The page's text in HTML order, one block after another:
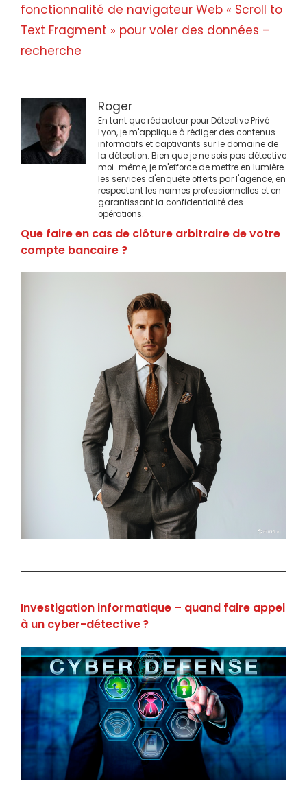
fonctionnalité de navigateur Web « Scroll to
Text Fragment » pour voler des données –
recherche
Roger
En tant que rédacteur pour Détective Privé
Lyon, je m'applique à rédiger des contenus
informatifs et captivants sur le domaine de
la détection. Bien que je ne sois pas détective
moi-même, je m'efforce de mettre en lumière
les services d'enquête offerts par l'agence, en
respectant les normes professionnelles et en
garantissant la confidentialité des
opérations.
Que faire en cas de clôture arbitraire de votre
compte bancaire ?
Investigation informatique – quand faire appel
à un cyber-détective ?